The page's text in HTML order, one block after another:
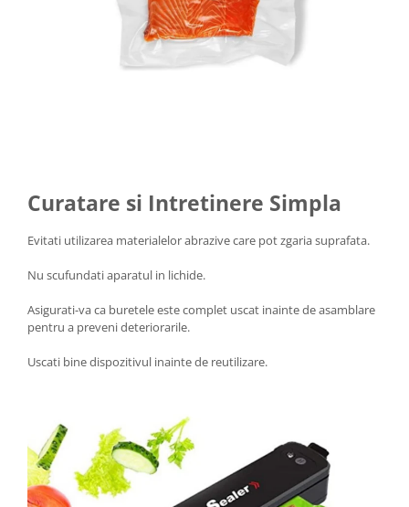
Curatare si Intretinere Simpla
Evitati utilizarea materialelor abrazive care pot zgaria suprafata.
Nu scufundati aparatul in lichide.
Asigurati-va ca buretele este complet uscat inainte de asamblare
pentru a preveni deteriorarile.
Uscati bine dispozitivul inainte de reutilizare.